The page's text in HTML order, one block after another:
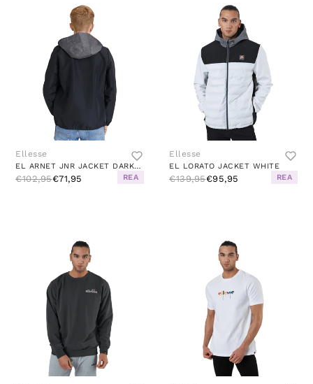
Ellesse
EL ARNET JNR JACKET DARK GREY MARL/BLACK
€102,95€71,95 REA
Ellesse
EL LORATO JACKET WHITE
€139,95€95,95 REA